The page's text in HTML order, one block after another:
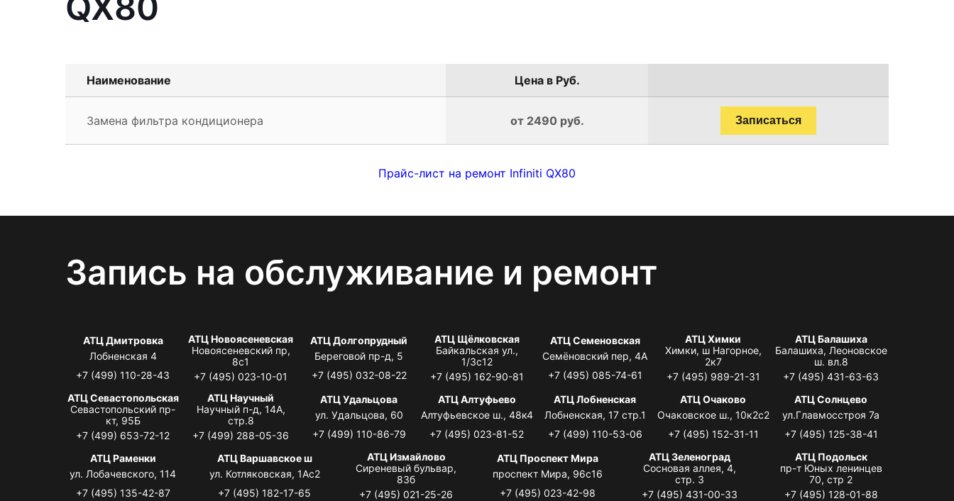
Наименование Цена в Руб.
Замена фильтра кондиционера от 2490 руб. Записаться
Прайс-лист на ремонт Infiniti QX80
Запись на обслуживание и ремонт
АТЦ Дмитровка
Лобненская 4
+7 (499) 110-28-43
АТЦ Новоясеневская
Новоясеневский пр,
8с1
+7 (495) 023-10-01
АТЦ Долгопрудный
Береговой пр-д, 5
+7 (495) 032-08-22
АТЦ Щёлковская
Байкальская ул.,
1/3с12
+7 (495) 162-90-81
АТЦ Семеновская
Семёновский пер, 4А
+7 (495) 085-74-61
АТЦ Химки
Химки, ш Нагорное,
2к7
+7 (495) 989-21-31
АТЦ Балашиха
Балашиха, Леоновское
ш. вл.8
+7 (495) 431-63-63
АТЦ Севастопольская
Севастопольский пр-
кт, 95Б
+7 (499) 653-72-12
АТЦ Научный
Научный п-д, 14А,
стр.8
+7 (499) 288-05-36
АТЦ Удальцова
ул. Удальцова, 60
+7 (499) 110-86-79
АТЦ Алтуфьево
Алтуфьевское ш., 48к4
+7 (495) 023-81-52
АТЦ Лобненская
Лобненская, 17 стр.1
+7 (499) 110-53-06
АТЦ Очаково
Очаковское ш., 10к2с2
+7 (495) 152-31-11
АТЦ Солнцево
ул.Главмосстроя 7а
+7 (495) 125-38-41
АТЦ Раменки
ул. Лобачевского, 114
+7 (495) 135-42-87
АТЦ Варшавское ш
ул. Котляковская, 1Ас2
+7 (495) 182-17-65
АТЦ Измайлово
Сиреневый бульвар,
83б
+7 (495) 021-25-26
АТЦ Проспект Мира
проспект Мира, 96с16
+7 (495) 023-42-98
АТЦ Зеленоград
Сосновая аллея, 4,
стр. 3
+7 (495) 431-00-33
АТЦ Подольск
пр-т Юных ленинцев
70, стр 2
+7 (495) 128-01-88